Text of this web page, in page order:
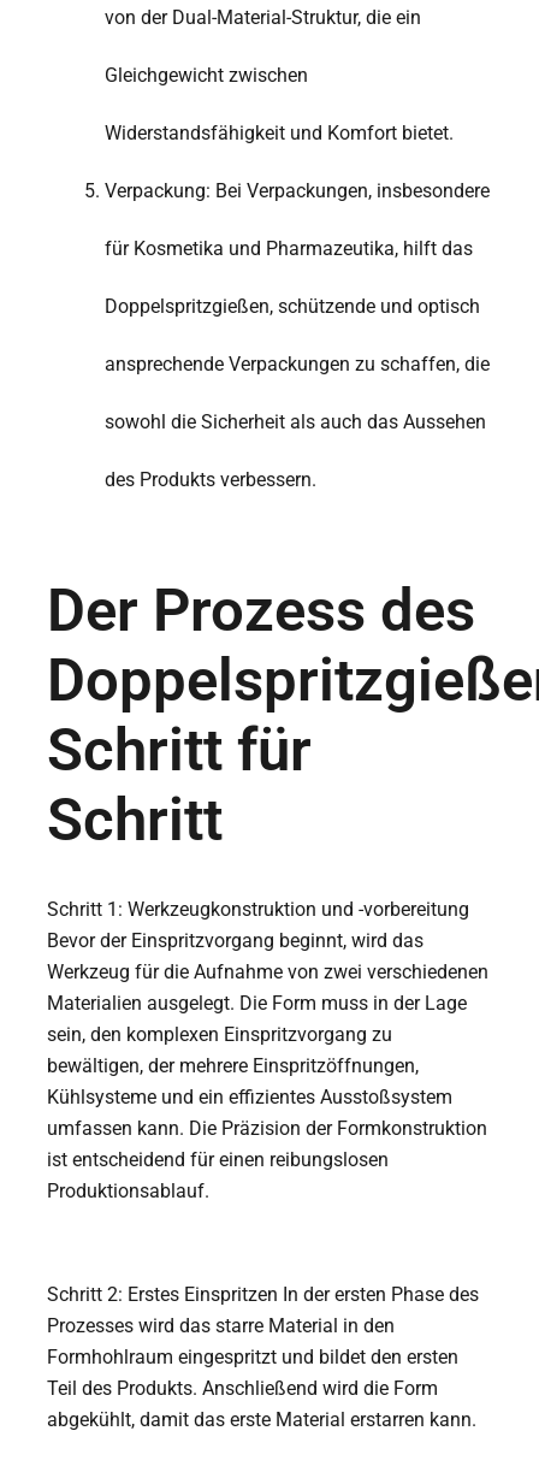
von der Dual-Material-Struktur, die ein
Gleichgewicht zwischen
Widerstandsfähigkeit und Komfort bietet.
Verpackung: Bei Verpackungen, insbesondere
für Kosmetika und Pharmazeutika, hilft das
Doppelspritzgießen, schützende und optisch
ansprechende Verpackungen zu schaffen, die
sowohl die Sicherheit als auch das Aussehen
des Produkts verbessern.
Der Prozess des
Schritt für
Schritt
Schritt 1: Werkzeugkonstruktion und -vorbereitung
Bevor der Einspritzvorgang beginnt, wird das
Werkzeug für die Aufnahme von zwei verschiedenen
Materialien ausgelegt. Die Form muss in der Lage
sein, den komplexen Einspritzvorgang zu
bewältigen, der mehrere Einspritzöffnungen,
Kühlsysteme und ein effizientes Ausstoßsystem
umfassen kann. Die Präzision der Formkonstruktion
ist entscheidend für einen reibungslosen
Produktionsablauf.
Schritt 2: Erstes Einspritzen In der ersten Phase des
Prozesses wird das starre Material in den
Formhohlraum eingespritzt und bildet den ersten
Teil des Produkts. Anschließend wird die Form
abgekühlt, damit das erste Material erstarren kann.